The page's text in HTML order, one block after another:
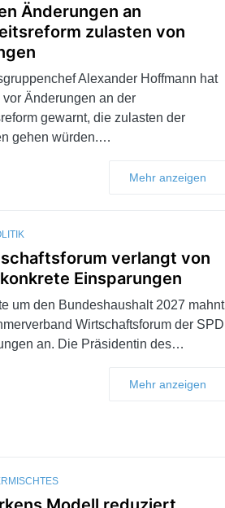
Änderungen an
zulasten von
Alexander Hoffmann hat
Änderungen an der
gewarnt, die zulasten der
gehen würden.…
Mehr anzeigen
verlangt von
Einsparungen
um den Bundeshaushalt 2027 mahnt
Wirtschaftsforum der SPD
an. Die Präsidentin des…
Mehr anzeigen